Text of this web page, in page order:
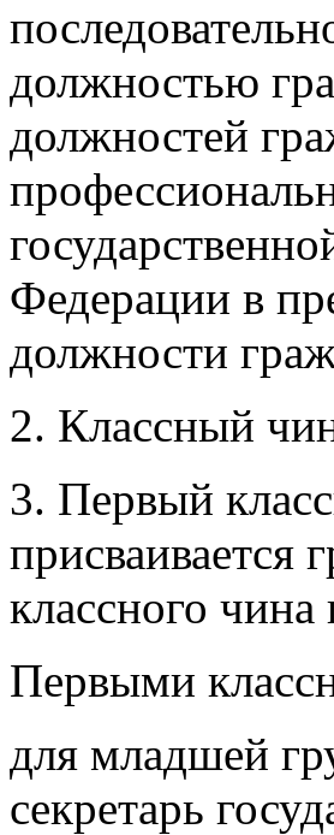
должностью
должностей
Федерации в
должности
2. Классный
3. Первый
классного
Первыми
для младшей
секретарь